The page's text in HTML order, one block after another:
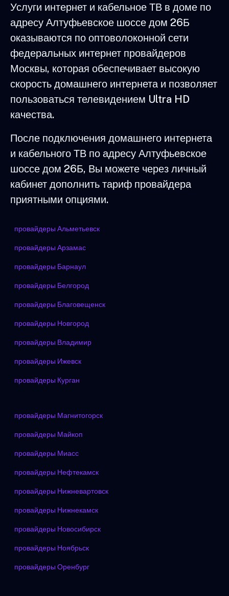
Услуги интернет и кабельное ТВ в доме по
адресу Алтуфьевское шоссе дом 26Б
оказываются по оптоволоконной сети
федеральных интернет провайдеров
Москвы, которая обеспечивает высокую
скорость домашнего интернета и позволяет
пользоваться телевидением Ultra HD
качества.
После подключения домашнего интернета
и кабельного ТВ по адресу Алтуфьевское
шоссе дом 26Б, Вы можете через личный
кабинет дополнить тариф провайдера
приятными опциями.
провайдеры Альметьевск
провайдеры Арзамас
провайдеры Барнаул
провайдеры Белгород
провайдеры Благовещенск
провайдеры Новгород
провайдеры Владимир
провайдеры Ижевск
провайдеры Курган
провайдеры Магнитогорск
провайдеры Майкоп
провайдеры Миасс
провайдеры Нефтекамск
провайдеры Нижневартовск
провайдеры Нижнекамск
провайдеры Новосибирск
провайдеры Ноябрьск
провайдеры Оренбург